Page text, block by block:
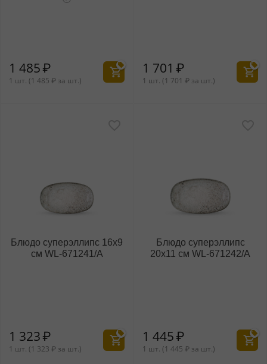
1 485₽
1 шт. (1 485 ₽ за шт.)
1 701 ₽
1 шт. (1 701 ₽ за шт.)
Блюдо суперэллипс 16x9
см WL‑671241/A
1 323₽
1 шт. (1 323 ₽ за шт.)
Блюдо суперэллипс
20x11 см WL‑671242/A
1 445₽
1 шт. (1 445 ₽ за шт.)